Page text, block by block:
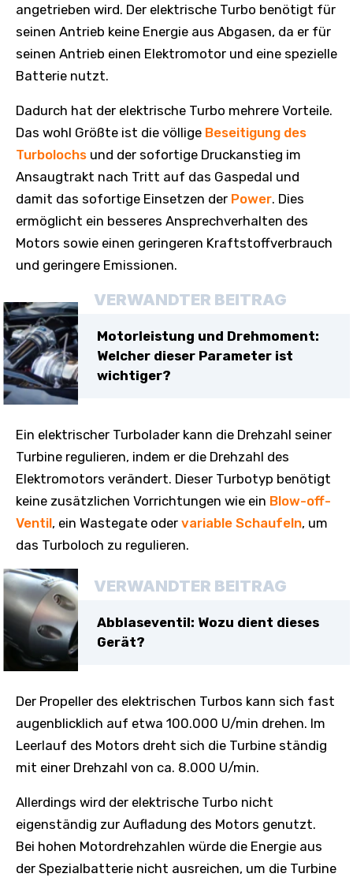
angetrieben wird. Der elektrische Turbo benötigt für
seinen Antrieb keine Energie aus Abgasen, da er für
seinen Antrieb einen Elektromotor und eine spezielle
Batterie nutzt.
Dadurch hat der elektrische Turbo mehrere Vorteile.
Das wohl Größte ist die völlige Beseitigung des
Turbolochs und der sofortige Druckanstieg im
Ansaugtrakt nach Tritt auf das Gaspedal und
damit das sofortige Einsetzen der Power. Dies
ermöglicht ein besseres Ansprechverhalten des
Motors sowie einen geringeren Kraftstoffverbrauch
und geringere Emissionen.
VERWANDTER BEITRAG
Motorleistung und Drehmoment:
Welcher dieser Parameter ist
wichtiger?
Ein elektrischer Turbolader kann die Drehzahl seiner
Turbine regulieren, indem er die Drehzahl des
Elektromotors verändert. Dieser Turbotyp benötigt
keine zusätzlichen Vorrichtungen wie ein Blow-off-
Ventil, ein Wastegate oder variable Schaufeln, um
das Turboloch zu regulieren.
VERWANDTER BEITRAG
Abblaseventil: Wozu dient dieses
Gerät?
Der Propeller des elektrischen Turbos kann sich fast
augenblicklich auf etwa 100.000 U/min drehen. Im
Leerlauf des Motors dreht sich die Turbine ständig
mit einer Drehzahl von ca. 8.000 U/min.
Allerdings wird der elektrische Turbo nicht
eigenständig zur Aufladung des Motors genutzt.
Bei hohen Motordrehzahlen würde die Energie aus
der Spezialbatterie nicht ausreichen, um die Turbine